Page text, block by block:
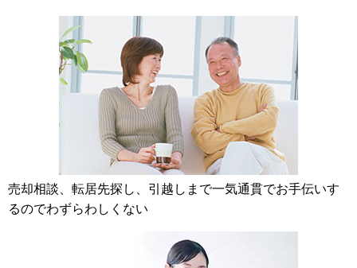
売却相談、転居先探し、引越しまで一気通貫でお手伝いす
るのでわずらわしくない